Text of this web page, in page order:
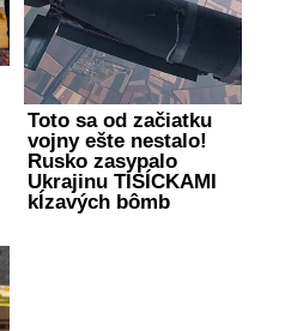
Toto sa od začiatku
vojny ešte nestalo!
Rusko zasypalo
Ukrajinu TISÍCKAMI
kĺzavých bômb